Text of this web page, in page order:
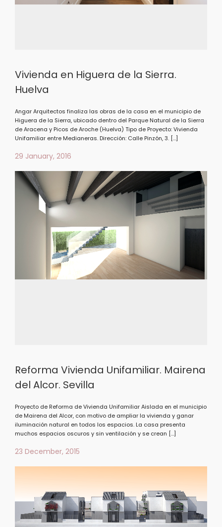
Vivienda en Higuera de la Sierra.
Huelva
Angar Arquitectos finaliza las obras de la casa en el municipio de
Higuera de la Sierra, ubicado dentro del Parque Natural de la Sierra
de Aracena y Picos de Aroche (Huelva) Tipo de Proyecto: Vivienda
Unifamiliar entre Medianeras. Dirección: Calle Pinzón, 3. […]
29 January, 2016
Reforma Vivienda Unifamiliar. Mairena
del Alcor. Sevilla
Proyecto de Reforma de Vivienda Unifamiliar Aislada en el municipio
de Mairena del Alcor, con motivo de ampliar la vivienda y ganar
iluminación natural en todos los espacios. La casa presenta
muchos espacios oscuros y sin ventilación y se crean […]
23 December, 2015